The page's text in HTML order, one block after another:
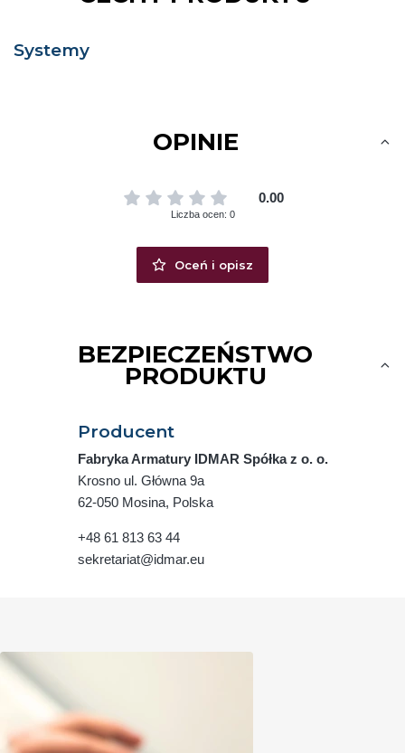
Systemy
OPINIE
0.00
Liczba ocen: 0
Oceń i opisz
BEZPIECZEŃSTWO
PRODUKTU
Producent
Fabryka Armatury IDMAR Spółka z o. o.
Krosno ul. Główna 9a
62-050 Mosina, Polska
+48 61 813 63 44
sekretariat@idmar.eu